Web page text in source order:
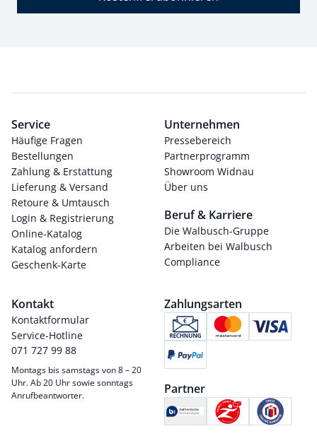
Service
Häufige Fragen
Bestellungen
Zahlung & Erstattung
Lieferung & Versand
Retoure & Umtausch
Login & Registrierung
Online-Katalog
Katalog anfordern
Geschenk-Karte
Unternehmen
Pressebereich
Partnerprogramm
Showroom Widnau
Über uns
Beruf & Karriere
Die Walbusch-Gruppe
Arbeiten bei Walbusch
Compliance
Kontakt
Kontaktformular
Service-Hotline
071 727 99 88
Montags bis samstags von 8 – 20
Uhr. Ab 20 Uhr sowie sonntags
Anrufbeantworter.
Zahlungsarten
Partner